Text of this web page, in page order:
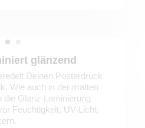
glänzend
Deinen Posterdruck
Wie auch in der matten
die Glanz-Laminierung
Feuchtigkeit, UV-Licht,